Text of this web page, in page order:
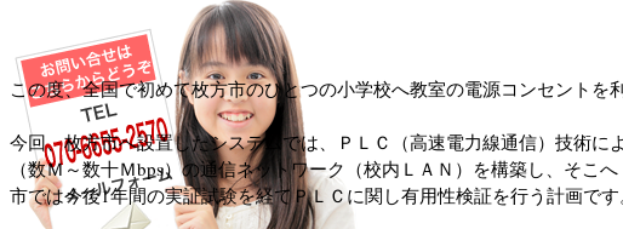
この度、全国で初めて枚方市のひとつの小学校へ教室の電源コンセント
今回、枚方市へ設置したシステムでは、ＰＬＣ（高速電力線通信）技術
（数Ｍ～数十Ｍbps）の通信ネットワーク（校内ＬＡＮ）を構築し、そ
市では今後1年間の実証試験を経てＰＬＣに関し有用性検証を行う計画です